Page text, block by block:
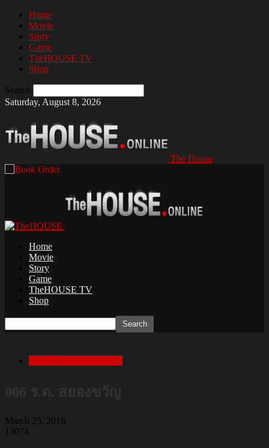
Home
Movie
Story
Game
TheHOUSE TV
Shop
Search
Saturday, August 8, 2026
The House
Home
Movie
Story
Game
TheHOUSE TV
Shop
March 25, 2016
13074